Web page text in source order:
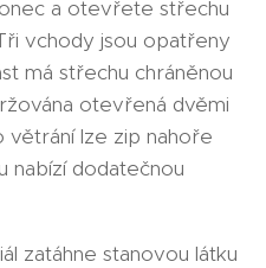
a otevřete střechu
vchody jsou opatřeny
má střechu chráněnou
otevřená dvěmi
větrání lze zip nahoře
nabízí dodatečnou
zatáhne stanovou látku